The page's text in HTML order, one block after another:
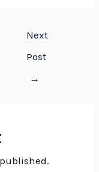
Next
Post
→